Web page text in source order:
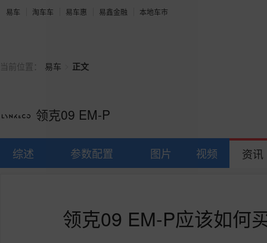
易车 淘车车 易车惠 易鑫金融 本地车市
当前位置： 易车 正文
领克09 EM-P
综述 参数配置 图片 视频 资讯
领克09 EM-P应该如何